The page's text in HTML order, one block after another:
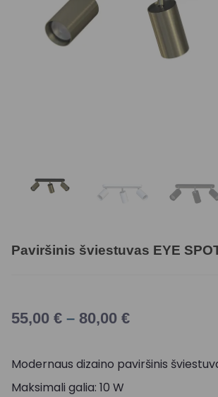
Paviršinis šviestuvas EYE
55,00 € – 80,00 €
Modernaus dizaino paviršinis
Maksimali galia: 10 W